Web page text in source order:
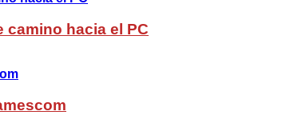
camino hacia el PC